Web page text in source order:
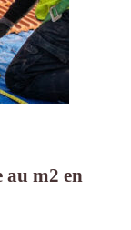
m2 en